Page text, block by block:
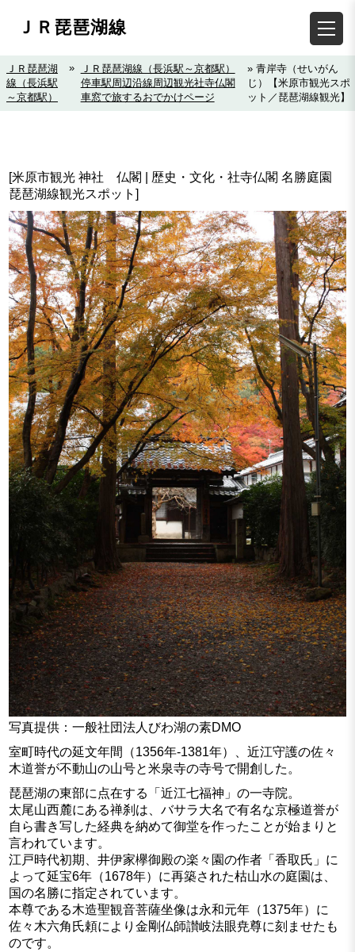
ＪＲ琵琶湖線
ＪＲ琵琶湖
線（長浜駅
～京都駅）
»
ＪＲ琵琶湖線（長浜駅～京都駅）
停車駅周辺沿線周辺観光社寺仏閣
車窓で旅するおでかけページ
» 青岸寺（せいがん
じ）【米原市観光スポ
ット／琵琶湖線観光】
[米原市観光 神社 仏閣 | 歴史・文化・社寺仏閣 名勝庭園
琵琶湖線観光スポット]
写真提供：一般社団法人びわ湖の素DMO
室町時代の延文年間（1356年-1381年）、近江守護の佐々
木道誉が不動山の山号と米泉寺の寺号で開創した。
琵琶湖の東部に点在する「近江七福神」の一寺院。
太尾山西麓にある禅刹は、バサラ大名で有名な京極道誉が
自ら書き写した経典を納めて御堂を作ったことが始まりと
言われています。
江戸時代初期、井伊家欅御殿の楽々園の作者「香取氏」に
よって延宝6年（1678年）に再築された枯山水の庭園は、
国の名勝に指定されています。
本尊である木造聖観音菩薩坐像は永和元年（1375年）に
佐々木六角氏頼により金剛仏師讃岐法眼尭尊に刻ませたも
のです。